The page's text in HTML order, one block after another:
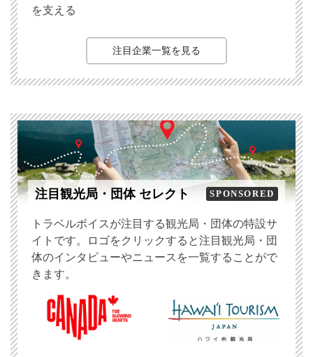
を支える
注目企業一覧を見る
注目観光局・団体 セレクト SPONSORED
トラベルボイスが注目する観光局・団体の特設サ
イトです。ロゴをクリックすると注目観光局・団
体のインタビューやニュースを一覧することがで
きます。